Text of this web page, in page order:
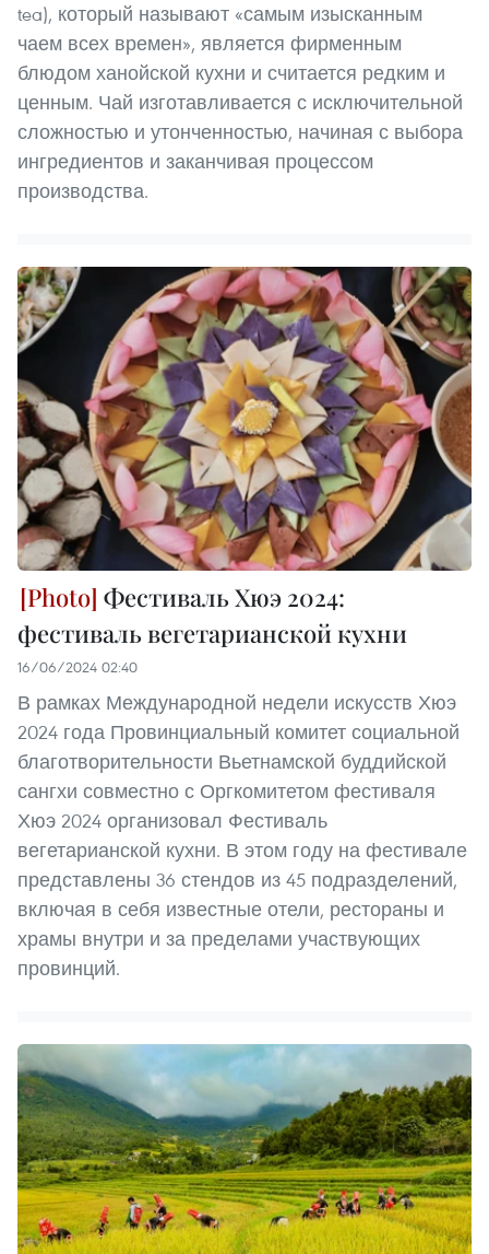
tea), который называют «самым изысканным
чаем всех времен», является фирменным
блюдом ханойской кухни и считается редким и
ценным. Чай изготавливается с исключительной
сложностью и утонченностью, начиная с выбора
ингредиентов и заканчивая процессом
производства.
Фестиваль Хюэ 2024:
фестиваль вегетарианской кухни
16/06/2024 02:40
В рамках Международной недели искусств Хюэ
2024 года Провинциальный комитет социальной
благотворительности Вьетнамской буддийской
сангхи совместно с Оргкомитетом фестиваля
Хюэ 2024 организовал Фестиваль
вегетарианской кухни. В этом году на фестивале
представлены 36 стендов из 45 подразделений,
включая в себя известные отели, рестораны и
храмы внутри и за пределами участвующих
провинций.